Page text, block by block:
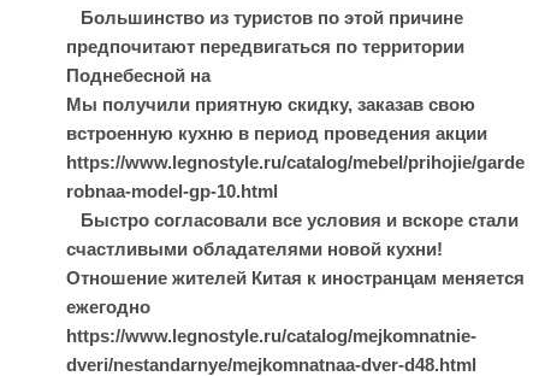
Большинство из туристов по этой причине
предпочитают передвигаться по территории
Поднебесной на
Мы получили приятную скидку, заказав свою
встроенную кухню в период проведения акции
https://www.legnostyle.ru/catalog/mebel/prihojie/garde
robnaa-model-gp-10.html
Быстро согласовали все условия и вскоре стали
счастливыми обладателями новой кухни!
Отношение жителей Китая к иностранцам меняется
ежегодно
https://www.legnostyle.ru/catalog/mejkomnatnie-
dveri/nestandarnye/mejkomnatnaa-dver-d48.html